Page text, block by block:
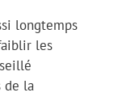
longtemps
les
de la